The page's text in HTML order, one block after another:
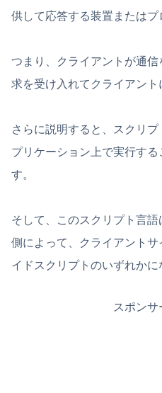
供して応答する装置またはプ
つまり、クライアントが通
求を受け入れてクライアント
さらに説明すると、スクリ
プリケーション上で実行す
す。
そして、このスクリプト言
側によって、クライアント
イドスクリプトのいずれかに
スポンサ